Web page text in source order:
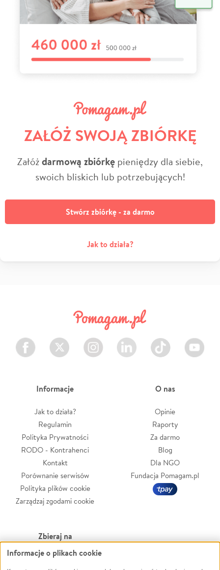
ZAŁÓŻ SWOJĄ ZBIÓRKĘ
Załóżdarmową zbiórkę pieniędzy dla siebie,
swoich bliskich lub potrzebujących!
Stwórz zbiórkę - za darmo
Jak to działa?
Facebook Twitter Instagram LinkedIn TikTok Youtube
Informacje
Jak to działa?
Regulamin
Polityka Prywatności
RODO - Kontrahenci
Kontakt
Porównanie serwisów
Polityka plików cookie
Zarządzaj zgodami cookie
O nas
Opinie
Raporty
Za darmo
Blog
Dla NGO
Fundacja Pomagam.pl
Zbieraj na
Leczenie
Informacje o plikach cookie